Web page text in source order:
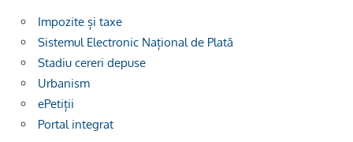
Impozite și taxe
Sistemul Electronic Național de Plată
Stadiu cereri depuse
Urbanism
ePetiții
Portal integrat